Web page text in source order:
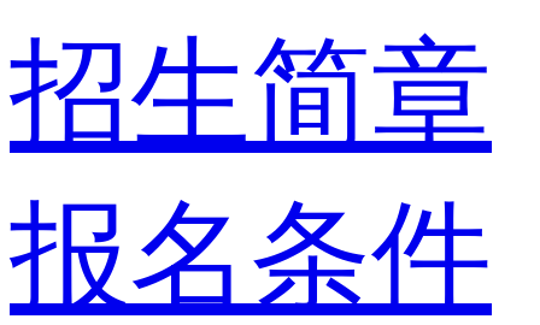
招生简章
报名条件